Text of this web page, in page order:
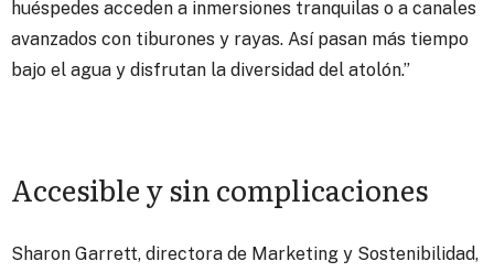
huéspedes acceden a inmersiones tranquilas o a canales
avanzados con tiburones y rayas. Así pasan más tiempo
bajo el agua y disfrutan la diversidad del atolón.”
Accesible y sin complicaciones
Sharon Garrett, directora de Marketing y Sostenibilidad,